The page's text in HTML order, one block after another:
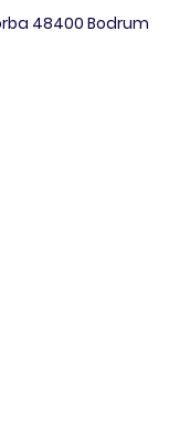
48400 Bodrum